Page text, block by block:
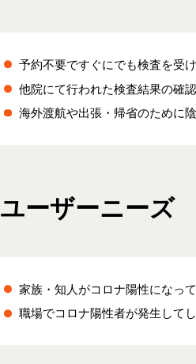
予約不要ですぐにでも検査を受
他院にて行われた検査結果の確
海外渡航や出張・帰省のために
ユーザーニーズ
家族・知人がコロナ陽性になっ
職場でコロナ陽性者が発生して